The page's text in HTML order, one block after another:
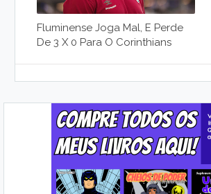
Fluminense Joga Mal, E Perde
De 3 X 0 Para O Corinthians